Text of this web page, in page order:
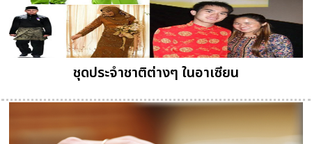
ชุดประจำชาติต่างๆ ในอาเซียน